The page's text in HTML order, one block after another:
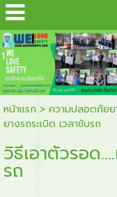
...
1
หน้าแรก > ความปลอดภัยย
ยางรถระเบิด เวลาขับรถ
วิธีเอาตัวรอด
รถ